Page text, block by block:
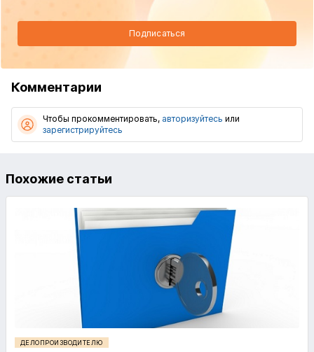
Подписаться
Комментарии
Чтобы прокомментировать, авторизуйтесь или
зарегистрируйтесь
Похожие статьи
ДЕЛОПРОИЗВОДИТЕЛЮ